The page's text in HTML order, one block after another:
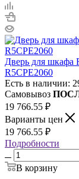
Дверь для
R5CPE2060
Есть в наличии:
Самовывоз
19 766.55 ₽
Варианты цен
19 766.55 ₽
Подробности
В корзину